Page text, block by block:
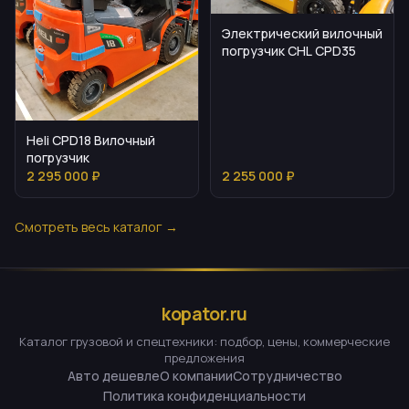
Heli CPD18 Вилочный
погрузчик
2 295 000 ₽
Электрический вилочный
погрузчик CHL CPD35
2 255 000 ₽
Смотреть весь каталог →
kopator.ru
Каталог грузовой и спецтехники: подбор, цены, коммерческие
предложения
Авто дешевлеО компанииСотрудничество
Политика конфиденциальности